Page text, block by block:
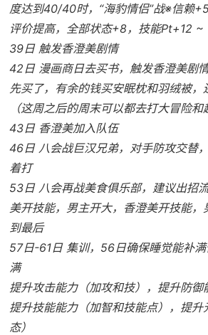
度达到40/40时，“海豹情侣”战※信赖
评价提高，全部状态+8，技能Pt+12 ~
39日 触发香澄美剧情
42日 漫画商日去买书，触发香澄美剧
先买了，有余的钱买安眠枕和羽绒被
（这周之后的周末可以都去打大冒险和
43日 香澄美加入队伍
46日 八会战巨汉兄弟，对手防攻交替
着打
53日 八会再战美食俱乐部，建议出招
美开技能，男主开大，香澄美开技能，
到最后
57日-61日 集训，56日确保睡觉能补
满
提升攻击能力（加攻和技），提升防御
提升技能能力（加智和技能点），提升
态）